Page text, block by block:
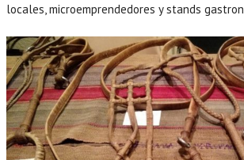
locales, microemprendedores y stands